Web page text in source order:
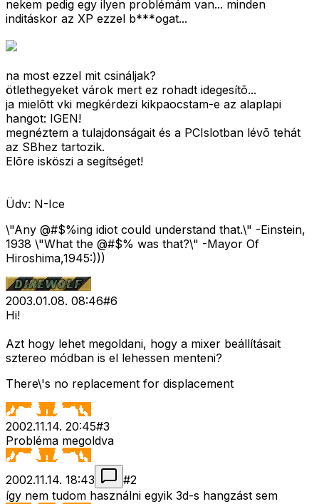
nekem pedig egy ilyen problémám van... minden
inditáskor az XP ezzel b***ogat...
na most ezzel mit csináljak?
ötlethegyeket várok mert ez rohadt idegesítõ...
ja mielõtt vki megkérdezi kikpaocstam-e az alaplapi
hangot: IGEN!
megnéztem a tulajdonságait és a PCIslotban lévõ tehát
az SBhez tartozik.
Elõre isköszi a segítséget!
Üdv: N-Ice
\"Any @#$%ing idiot could understand that.\" -Einstein,
1938 \"What the @#$% was that?\" -Mayor Of
Hiroshima,1945:)))
2003.01.08. 08:46#6
Hi!
Azt hogy lehet megoldani, hogy a mixer beállításait
sztereo módban is el lehessen menteni?
There\'s no replacement for displacement
2002.11.14. 20:45#3
Probléma megoldva
2002.11.14. 18:43 #2
így nem tudom használni egyik 3d-s hangzást sem